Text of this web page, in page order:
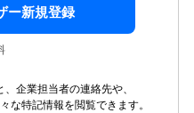
ー新規登録
企業担当者の連絡先や、
な特記情報を閲覧できます。